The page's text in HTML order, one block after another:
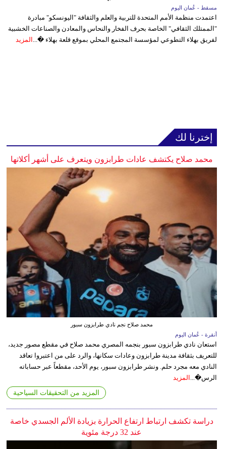
مسقط - عُمان اليوم
اعتمدت منظمة الأمم المتحدة للتربية والعلم والثقافة "اليونسكو" مبادرة
"الممتلك الثقافي" الخاصة بحرف الفخار والنحاس والمعادن والصناعات الخشبية
لفريق بهلاء التطوعي لمؤسسة المجتمع المحلي بموقع قلعة بهلاء �... المزيد
إخترنا لك
محمد صلاح يكتشف عادات طرابزون ويتعرف على أشهر أكلاتها
محمد صلاح نجم نادي طرابزون سبور
أنقرة - عُمان اليوم
استعان نادي طرابزون سبور بنجمه المصري محمد صلاح في مقطع مصور جديد،
للتعريف بثقافة مدينة طرابزون وعادات سكانها، والرد على من اعتبروا تعاقد
النادي معه مجرد حلم. ونشر طرابزون سبور، يوم الأحد، مقطعاً عبر حساباته
الرس�... المزيد
المزيد من التحقيقات السياحية
دراسة تكشف ارتباط ارتفاع الحرارة بزيادة الألم الجسدي خاصة
عند 32 درجة مئوية